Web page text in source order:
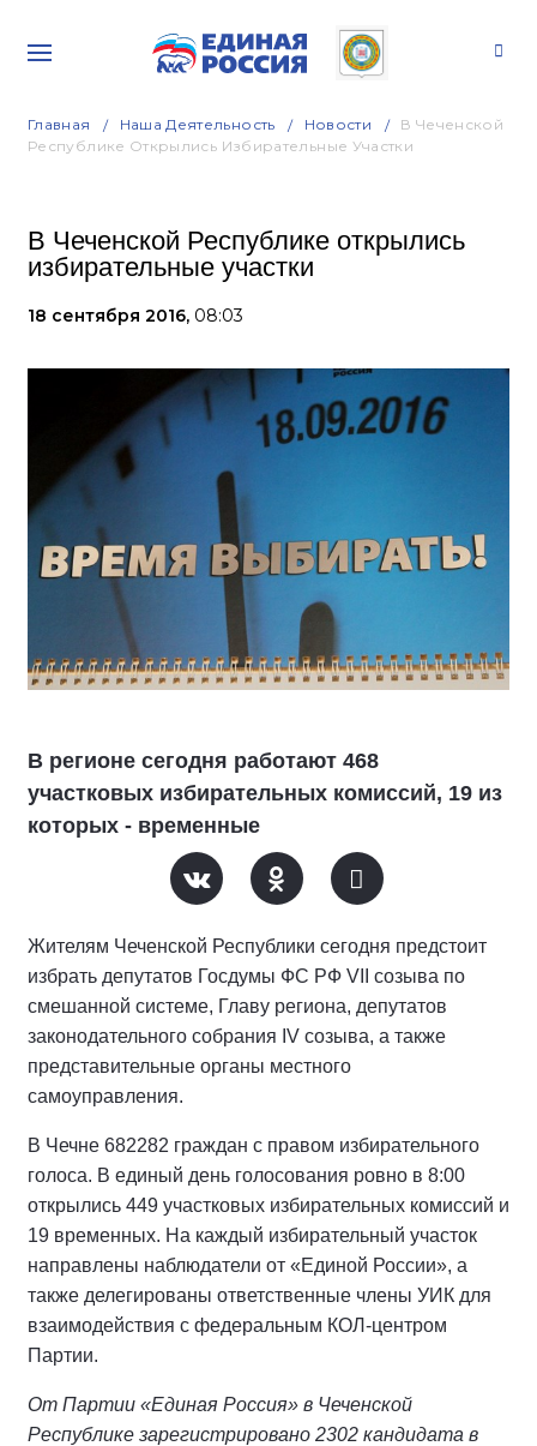
Главная Наша Деятельность Новости
В Чеченской
Республике Открылись Избирательные Участки
В Чеченской Республике открылись
избирательные участки
18 сентября 2016, 08:03
В регионе сегодня работают 468
участковых избирательных комиссий, 19 из
которых - временные
Жителям Чеченской Республики сегодня предстоит
избрать депутатов Госдумы ФС РФ VII созыва по
смешанной системе, Главу региона, депутатов
законодательного собрания IV созыва, а также
представительные органы местного
самоуправления.
В Чечне 682282 граждан с правом избирательного
голоса. В единый день голосования ровно в 8:00
открылись 449 участковых избирательных комиссий и
19 временных. На каждый избирательный участок
направлены наблюдатели от «Единой России», а
также делегированы ответственные члены УИК для
взаимодействия с федеральным КОЛ-центром
Партии.
От Партии «Единая Россия» в Чеченской
Республике зарегистрировано 2302 кандидата в